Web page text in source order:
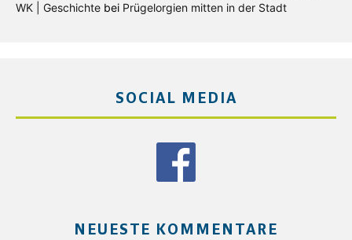
WK | Geschichte bei Prügelorgien mitten in der Stadt
SOCIAL MEDIA
NEUESTE KOMMENTARE